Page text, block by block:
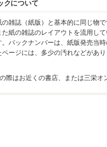
クについて
の雑誌（紙版）と基本的に同じ物
紙の雑誌のレイアウトを流用し
。バックナンバーは、紙版発売当
ページには、多少の汚れなどがあ
際はお近くの書店、または三栄オ